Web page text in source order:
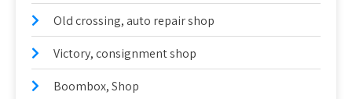
Old crossing, auto repair shop
Victory, consignment shop
Boombox, Shop